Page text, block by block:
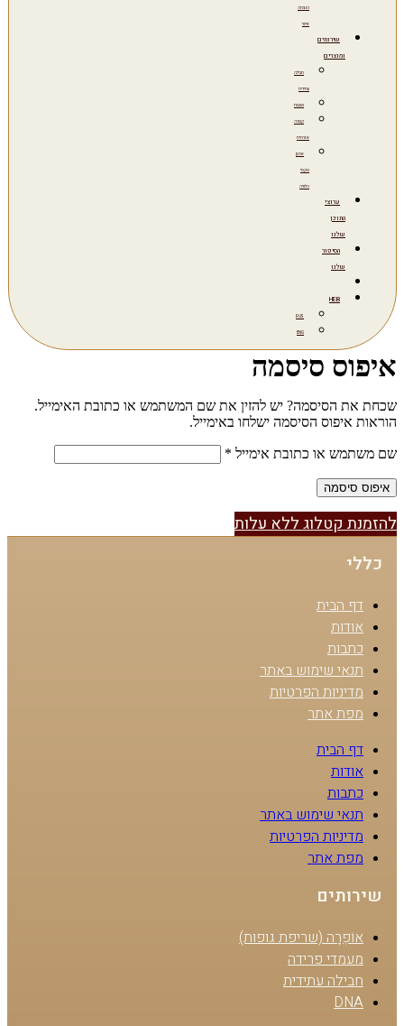
הנצחה
אישי
שירותים
ומוצרים
חבילה
עתידית
מצבות
קבורה
אזרחית
ארגון
טקסי
הלוויה
ערוצי
התוכן
שלנו
הסיפור
שלנו
HEB
RUS
ENG
איפוס סיסמה
שכחת את הסיסמה? יש להזין את שם המשתמש או כתובת האימייל.
הוראות איפוס הסיסמה ישלחו באימייל.
שם משתמש או כתובת אימייל *
איפוס סיסמה
להזמנת קטלוג ללא עלות
כללי
דף הבית
אודות
כתבות
תנאי שימוש באתר
מדיניות הפרטיות
מפת אתר
דף הבית
אודות
כתבות
תנאי שימוש באתר
מדיניות הפרטיות
מפת אתר
שירותים
אוֹפְרָה (שריפת גופות)
מעמדי פרידה
חבילה עתידית
DNA